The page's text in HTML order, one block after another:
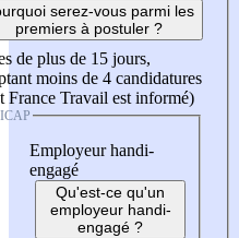
serez-vous parmi les
premiers à postuler ?
de plus de 15 jours,
moins de 4 candidatures
France Travail est informé)
Employeur handi-
engagé
Qu'est-ce qu'un
employeur handi-
engagé ?